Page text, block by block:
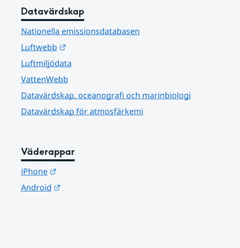
Datavärdskap
Nationella emissionsdatabasen
Luftwebb
Länk till annan webbplats.
Luftmiljödata
VattenWebb
Datavärdskap, oceanografi och marinbiologi
Datavärdskap för atmosfärkemi
Väderappar
iPhone
Länk till annan webbplats.
Android
Länk till annan webbplats.